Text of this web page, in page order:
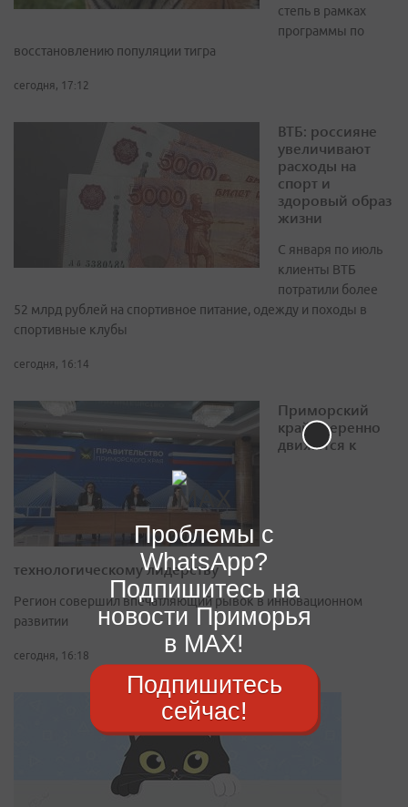
степь в рамках
программы по
восстановлению популяции тигра
сегодня, 17:12
ВТБ: россияне
увеличивают
расходы на
спорт и
здоровый образ
жизни
С января по июль
клиенты ВТБ
потратили более
52 млрд рублей на спортивное питание, одежду и походы в
спортивные клубы
сегодня, 16:14
Приморский
край уверенно
движется к
технологическому лидерству
Регион совершил впечатляющий рывок в инновационном
развитии
сегодня, 16:18
Проблемы с
WhatsApp?
Подпишитесь на
новости Приморья
в MAX!
Подпишитесь
сейчас!